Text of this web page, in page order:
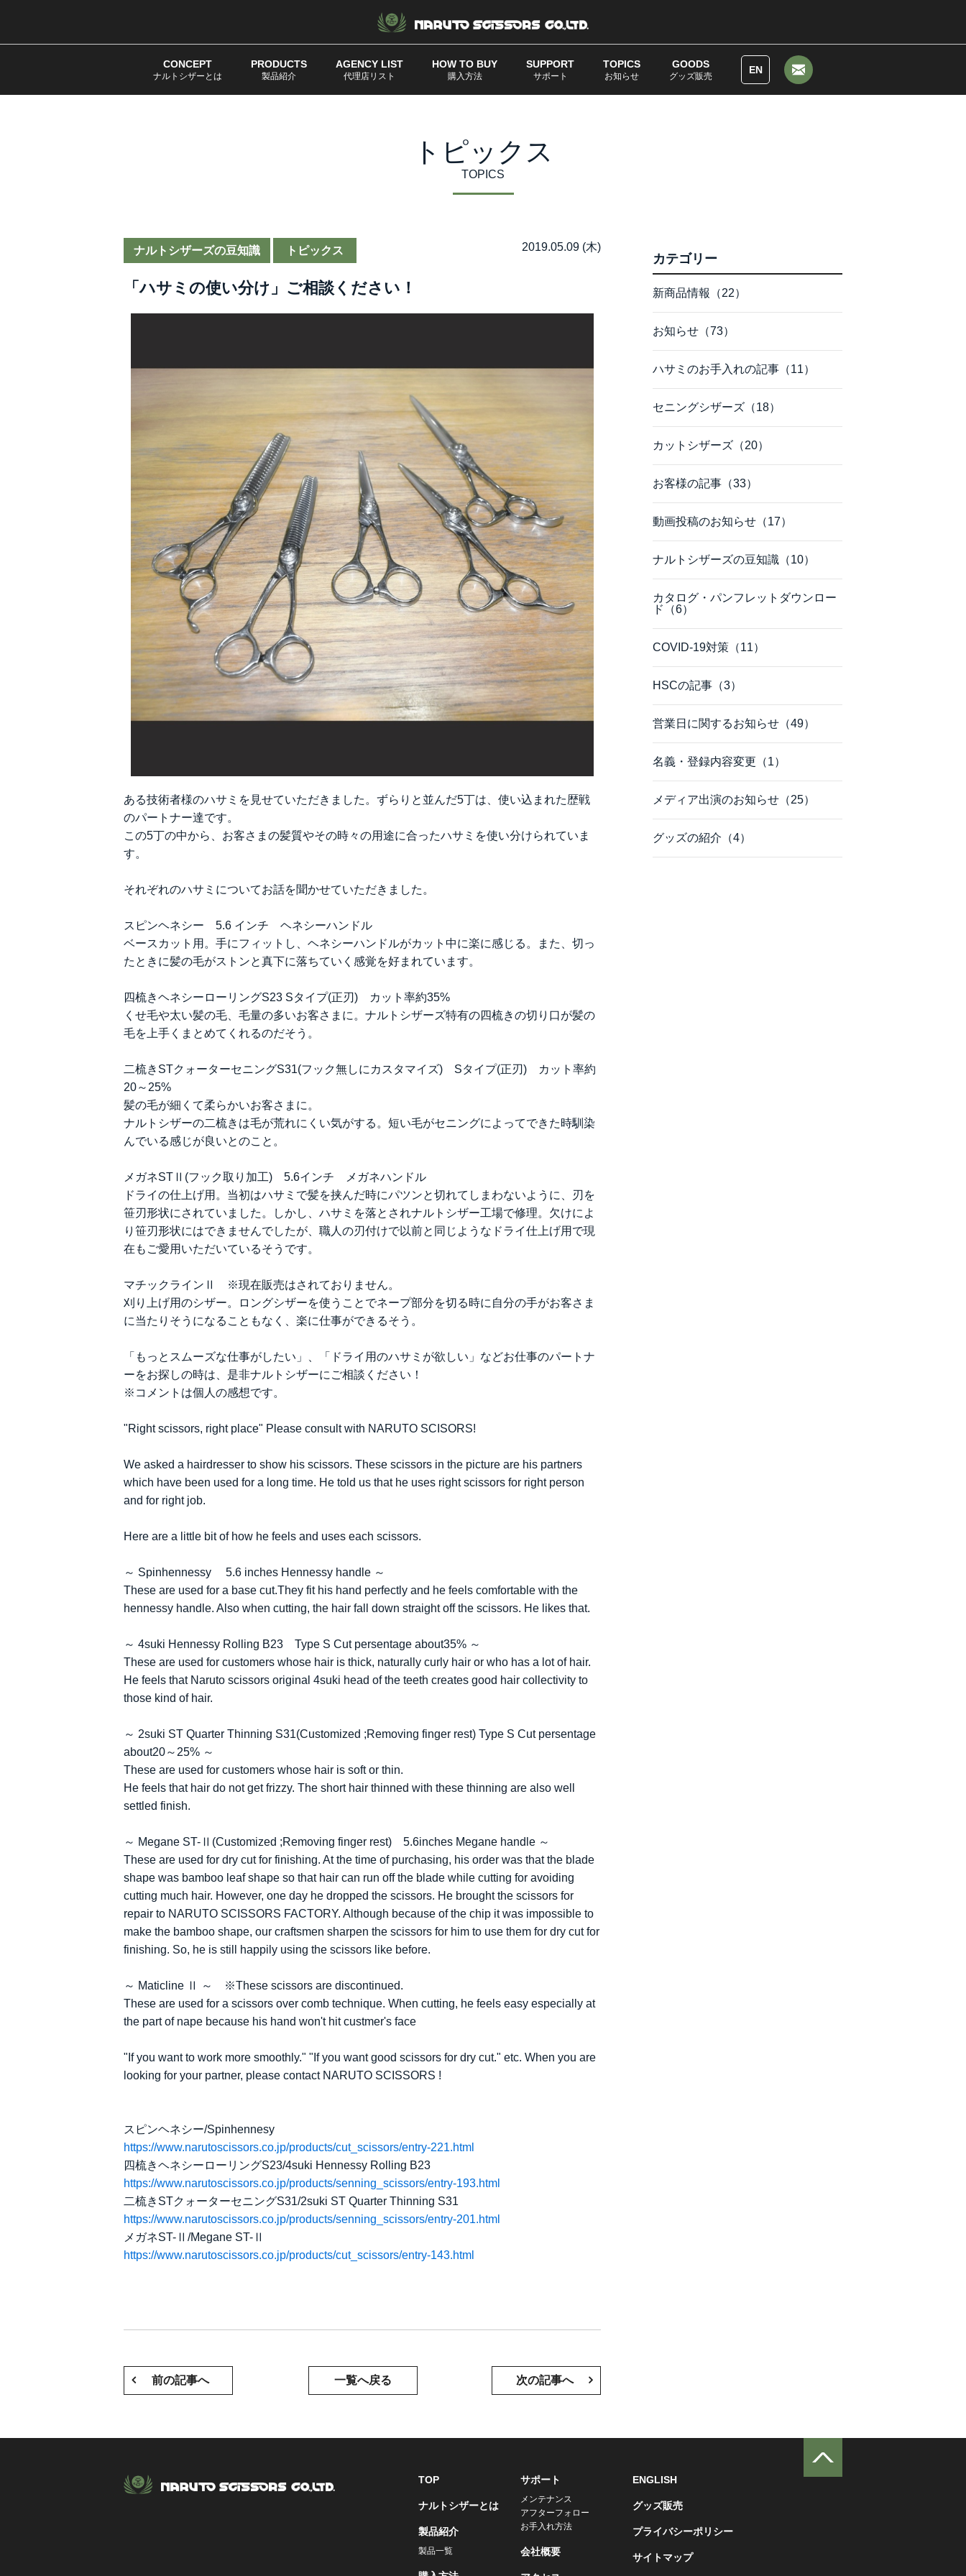
CONCEPT
ナルトシザーとは
PRODUCTS
製品紹介
AGENCY LIST
代理店リスト
HOW TO BUY
購入方法
SUPPORT
サポート
TOPICS
お知らせ
GOODS
グッズ販売
EN
トピックス
TOPICS
2019.05.09 (木)
ナルトシザーズの豆知識 トピックス
「ハサミの使い分け」ご相談ください！
ある技術者様のハサミを見せていただきました。ずらりと並んだ5丁は、使い込まれた歴戦
のパートナー達です。
この5丁の中から、お客さまの髪質やその時々の用途に合ったハサミを使い分けられていま
す。
それぞれのハサミについてお話を聞かせていただきました。
スピンヘネシー 5.6 インチ ヘネシーハンドル
ベースカット用。手にフィットし、ヘネシーハンドルがカット中に楽に感じる。また、切っ
たときに髪の毛がストンと真下に落ちていく感覚を好まれています。
四梳きヘネシーローリングS23 Sタイプ(正刃) カット率約35%
くせ毛や太い髪の毛、毛量の多いお客さまに。ナルトシザーズ特有の四梳きの切り口が髪の
毛を上手くまとめてくれるのだそう。
二梳きSTクォーターセニングS31(フック無しにカスタマイズ) Sタイプ(正刃) カット率約
20～25%
髪の毛が細くて柔らかいお客さまに。
ナルトシザーの二梳きは毛が荒れにくい気がする。短い毛がセニングによってできた時馴染
んでいる感じが良いとのこと。
メガネSTⅡ(フック取り加工) 5.6インチ メガネハンドル
ドライの仕上げ用。当初はハサミで髪を挟んだ時にパツンと切れてしまわないように、刃を
笹刃形状にされていました。しかし、ハサミを落とされナルトシザー工場で修理。欠けによ
り笹刃形状にはできませんでしたが、職人の刃付けで以前と同じようなドライ仕上げ用で現
在もご愛用いただいているそうです。
マチックラインⅡ ※現在販売はされておりません。
刈り上げ用のシザー。ロングシザーを使うことでネープ部分を切る時に自分の手がお客さま
に当たりそうになることもなく、楽に仕事ができるそう。
「もっとスムーズな仕事がしたい」、「ドライ用のハサミが欲しい」などお仕事のパートナ
ーをお探しの時は、是非ナルトシザーにご相談ください！
※コメントは個人の感想です。
"Right scissors, right place" Please consult with NARUTO SCISORS!
We asked a hairdresser to show his scissors. These scissors in the picture are his partners
which have been used for a long time. He told us that he uses right scissors for right person
and for right job.
Here are a little bit of how he feels and uses each scissors.
～ Spinhennessy 5.6 inches Hennessy handle ～
These are used for a base cut.They fit his hand perfectly and he feels comfortable with the
hennessy handle. Also when cutting, the hair fall down straight off the scissors. He likes that.
～ 4suki Hennessy Rolling B23 Type S Cut persentage about35% ～
These are used for customers whose hair is thick, naturally curly hair or who has a lot of hair.
He feels that Naruto scissors original 4suki head of the teeth creates good hair collectivity to
those kind of hair.
～ 2suki ST Quarter Thinning S31(Customized ;Removing finger rest) Type S Cut persentage
about20～25% ～
These are used for customers whose hair is soft or thin.
He feels that hair do not get frizzy. The short hair thinned with these thinning are also well
settled finish.
～ Megane ST-Ⅱ(Customized ;Removing finger rest) 5.6inches Megane handle ～
These are used for dry cut for finishing. At the time of purchasing, his order was that the blade
shape was bamboo leaf shape so that hair can run off the blade while cutting for avoiding
cutting much hair. However, one day he dropped the scissors. He brought the scissors for
repair to NARUTO SCISSORS FACTORY. Although because of the chip it was impossible to
make the bamboo shape, our craftsmen sharpen the scissors for him to use them for dry cut for
finishing. So, he is still happily using the scissors like before.
～ Maticline Ⅱ ～ ※These scissors are discontinued.
These are used for a scissors over comb technique. When cutting, he feels easy especially at
the part of nape because his hand won't hit custmer's face
"If you want to work more smoothly." "If you want good scissors for dry cut." etc. When you are
looking for your partner, please contact NARUTO SCISSORS !
スピンヘネシー/Spinhennesy
https://www.narutoscissors.co.jp/products/cut_scissors/entry-221.html
四梳きヘネシーローリングS23/4suki Hennessy Rolling B23
https://www.narutoscissors.co.jp/products/senning_scissors/entry-193.html
二梳きSTクォーターセニングS31/2suki ST Quarter Thinning S31
https://www.narutoscissors.co.jp/products/senning_scissors/entry-201.html
メガネST-Ⅱ/Megane ST-Ⅱ
https://www.narutoscissors.co.jp/products/cut_scissors/entry-143.html
前の記事へ 一覧へ戻る 次の記事へ
カテゴリー
新商品情報（22）
お知らせ（73）
ハサミのお手入れの記事（11）
セニングシザーズ（18）
カットシザーズ（20）
お客様の記事（33）
動画投稿のお知らせ（17）
ナルトシザーズの豆知識（10）
カタログ・パンフレットダウンロー
ド（6）
COVID-19対策（11）
HSCの記事（3）
営業日に関するお知らせ（49）
名義・登録内容変更（1）
メディア出演のお知らせ（25）
グッズの紹介（4）
TOP
ナルトシザーとは
製品紹介
製品一覧
サポート
メンテナンス
アフターフォロー
お手入れ方法
会社概要
ENGLISH
グッズ販売
プライバシーポリシー
サイトマップ